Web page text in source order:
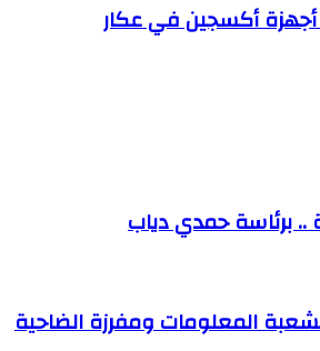
أجهزة أكسجين في عكار
برئاسة حمدي دياب
المعلومات ومفرزة الضاحية